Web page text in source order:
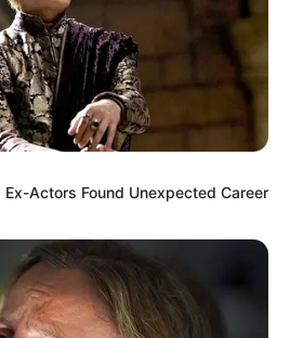
Actors Found Unexpected Career